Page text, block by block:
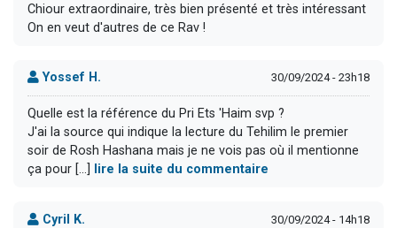
Chiour extraordinaire, très bien présenté et très intéressant
On en veut d'autres de ce Rav !
Yossef H. 30/09/2024 - 23h18
Quelle est la référence du Pri Ets 'Haim svp ?
J'ai la source qui indique la lecture du Tehilim le premier
soir de Rosh Hashana mais je ne vois pas où il mentionne
ça pour [...]
lire la suite du commentaire
Cyril K. 30/09/2024 - 14h18